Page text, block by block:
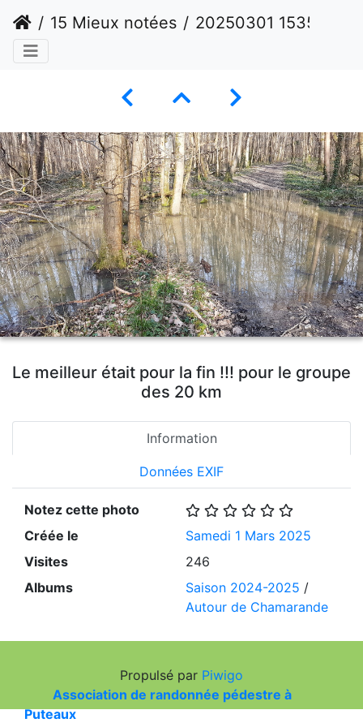
15 Mieux notées 20250301 153509
Le meilleur était pour la fin !!! pour le groupe
des 20 km
Information
Données EXIF
Notez cette photo
Créée le
Samedi 1 Mars 2025
Visites
246
Albums
Saison 2024-2025 /
Autour de Chamarande
Propulsé par Piwigo
Association de randonnée pédestre à
Puteaux